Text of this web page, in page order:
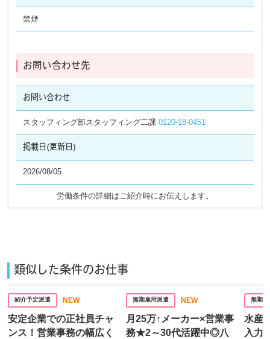
禁煙
お問い合わせ先
お問い合わせ
スタッフィング部スタッフィング二課0120-18-0451
掲載日 (更新日)
2026/08/05
労働条件の詳細はご紹介時にお伝えします。​
類似した条件のお仕事
紹介予定派遣 NEW
安定企業での正社員チャ
ンス！営業事務の幅広く
無期雇用派遣 NEW
月25万↑メーカー×営業事
務★2～30代活躍中◎八
無期雇
水産
入力